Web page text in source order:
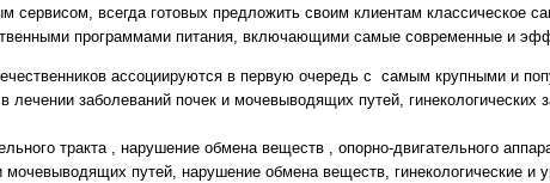
море.
Детские
Великий
(реализация
сервисом, всегда готовых предложить своим клиентам классическое
программами питания, включающими самые современные и
ассоциируются в первую очередь с самым крупными и
заболеваний почек и мочевыводящих путей, гинекологических
тракта , нарушение обмена веществ , опорно-двигательного
мочевыводящих путей, нарушение обмена веществ, гинекологические и